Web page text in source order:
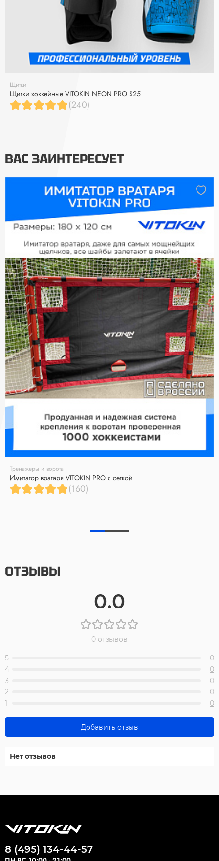
Щитки
Щитки хоккейные VITOKIN NEON PRO S25
(240)
ВАС ЗАИНТЕРЕСУЕТ
Тренажеры и ворота
Имитатор вратаря VITOKIN PRO с сеткой
(160)
ОТЗЫВЫ
0.0
0 отзывов
5
0
4
0
3
0
2
0
1
0
Добавить отзыв
Нет отзывов
8 (495) 134-44-57